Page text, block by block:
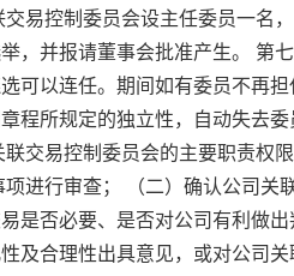
易控制委员会设主任委员一名
，并报请董事会批准产生。 第
可以连任。期间如有委员不再
程所规定的独立性，自动失去
交易控制委员会的主要职责权
进行审查； （二）确认公司关
是否必要、是否对公司有利做
及合理性出具意见，或对公司